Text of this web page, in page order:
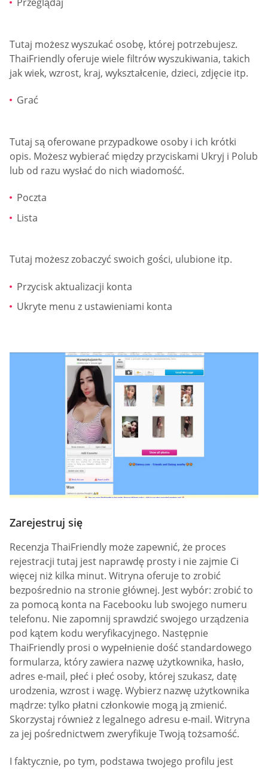
Przeglądaj
Tutaj możesz wyszukać osobę, której potrzebujesz.
ThaiFriendly oferuje wiele filtrów wyszukiwania, takich
jak wiek, wzrost, kraj, wykształcenie, dzieci, zdjęcie itp.
Grać
Tutaj są oferowane przypadkowe osoby i ich krótki
opis. Możesz wybierać między przyciskami Ukryj i Polub
lub od razu wysłać do nich wiadomość.
Poczta
Lista
Tutaj możesz zobaczyć swoich gości, ulubione itp.
Przycisk aktualizacji konta
Ukryte menu z ustawieniami konta
Zarejestruj się
Recenzja ThaiFriendly może zapewnić, że proces
rejestracji tutaj jest naprawdę prosty i nie zajmie Ci
więcej niż kilka minut. Witryna oferuje to zrobić
bezpośrednio na stronie głównej. Jest wybór: zrobić to
za pomocą konta na Facebooku lub swojego numeru
telefonu. Nie zapomnij sprawdzić swojego urządzenia
pod kątem kodu weryfikacyjnego. Następnie
ThaiFriendly prosi o wypełnienie dość standardowego
formularza, który zawiera nazwę użytkownika, hasło,
adres e-mail, płeć i płeć osoby, której szukasz, datę
urodzenia, wzrost i wagę. Wybierz nazwę użytkownika
mądrze: tylko płatni członkowie mogą ją zmienić.
Skorzystaj również z legalnego adresu e-mail. Witryna
za jej pośrednictwem zweryfikuje Twoją tożsamość.
I faktycznie, po tym, podstawa twojego profilu jest